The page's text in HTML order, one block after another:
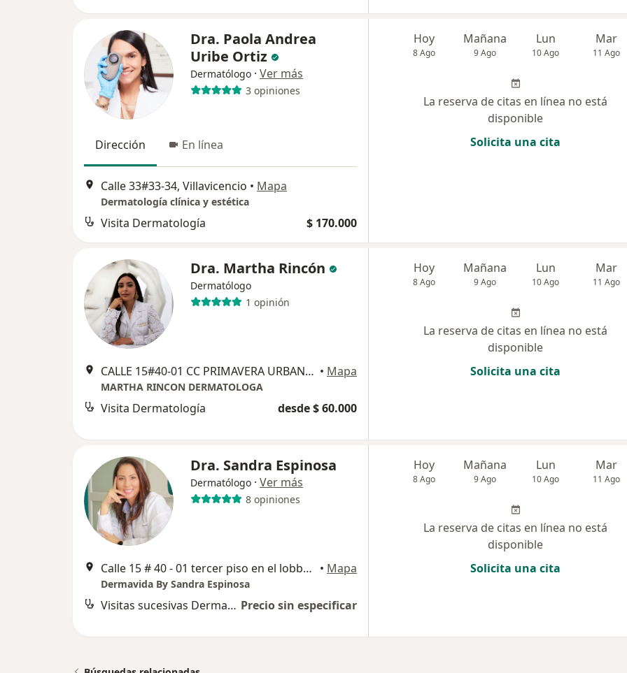
Dra. Paola Andrea
Uribe Ortiz
Dermatólogo · Ver más
3 opiniones
Dirección En línea
Calle 33#33-34, Villavicencio • Mapa
Dermatología clínica y estética
Visita Dermatología $ 170.000
Hoy
8 Ago
Mañana
9 Ago
Lun
10 Ago
Mar
11 Ago
La reserva de citas en línea no está
disponible
Solicita una cita
Dra. Martha Rincón
Dermatólogo
1 opinión
CALLE 15#40-01 CC PRIMAVERA URBANA LOBBY 2 CONSULTORIO 537, Villavicencio • Mapa
MARTHA RINCON DERMATOLOGA
Visita Dermatología desde $ 60.000
Hoy
8 Ago
Mañana
9 Ago
Lun
10 Ago
Mar
11 Ago
La reserva de citas en línea no está
disponible
Solicita una cita
Dra. Sandra Espinosa
Dermatólogo · Ver más
8 opiniones
Calle 15 # 40 - 01 tercer piso en el lobby 2, consultorio 610 - CC Primavera Urbana, Villavicencio • Mapa
Dermavida By Sandra Espinosa
Visitas sucesivas Dermatología Precio sin especificar
Hoy
8 Ago
Mañana
9 Ago
Lun
10 Ago
Mar
11 Ago
La reserva de citas en línea no está
disponible
Solicita una cita